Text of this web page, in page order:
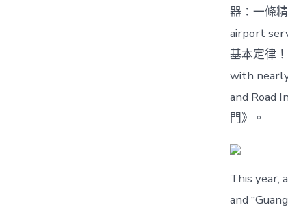
器：一條
airport
基本定律
with
and Road
門》。
This year,
and